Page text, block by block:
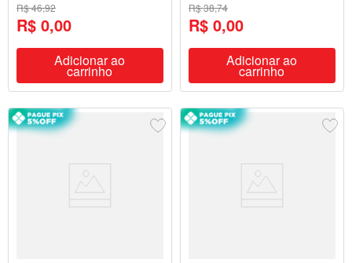
R$ 46,92
R$ 0,00
Adicionar ao
carrinho
R$ 38,74
R$ 0,00
Adicionar ao
carrinho